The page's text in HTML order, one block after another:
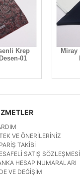
Krep
01
Miray
VE ÖNERILERINIZ
TAKIBI
SATIŞ SÖZLEŞMESI
HESAP NUMARALARI
VE DEĞIŞIM